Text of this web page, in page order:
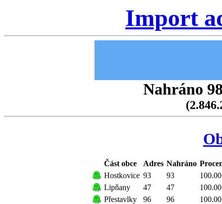
Import
Nahráno
Část obce Adres Nahráno
Hostkovice 93 93
100.00
Lipňany
47 47
100.00
Přestavlky
96 96
100.00